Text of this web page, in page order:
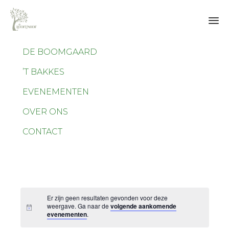
DE BOOMGAARD
’T BAKKES
EVENEMENTEN
OVER ONS
CONTACT
Er zijn geen resultaten gevonden voor deze
weergave. Ga naar devolgende aankomende
evenementen.